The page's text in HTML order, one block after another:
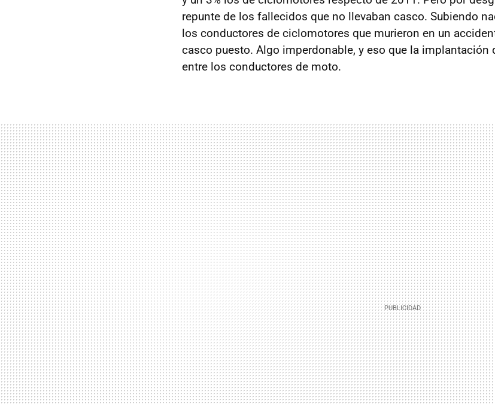
repunte de los fallecidos que no llevaban casco. Subiendo
los conductores de ciclomotores que murieron en un
casco puesto. Algo imperdonable, y eso que la implantación
entre los conductores de moto.